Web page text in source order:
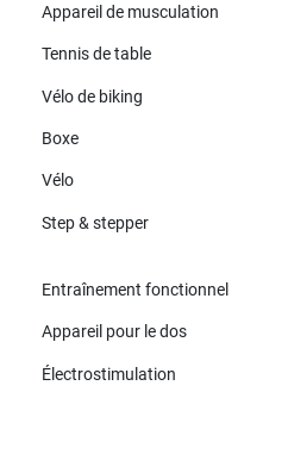
Appareil de musculation
Tennis de table
Vélo de biking
Boxe
Vélo
Step & stepper
Entraînement fonctionnel
Appareil pour le dos
Électrostimulation